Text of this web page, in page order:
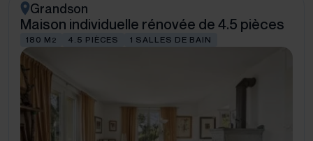
Grandson
Maison individuelle rénovée de 4.5 pièces
180 M 2 4.5 PIÈCES 1 SALLES DE BAIN